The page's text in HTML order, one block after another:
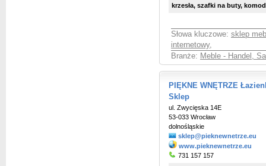
krzesła, szafki na buty,
Słowa kluczowe: sklep
internetowy,
Branże: Meble - Handel,
PIĘKNE WNĘTRZE
Sklep
ul. Zwycięska 14E
53-033 Wrocław
dolnośląskie
sklep@pieknewnetrze.eu
www.pieknewnetrze.eu
731 157 157